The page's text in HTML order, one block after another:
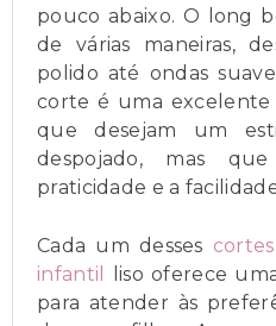
pouco abaixo. O long
de várias maneiras,
polido até ondas
corte é uma excelente
que desejam um
despojado, mas
praticidade e a
Cada um desses
infantil
liso oferece
para atender às